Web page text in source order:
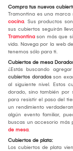
Compra tus nuevos
Tramontina es una marca
cocina. Sus productos
sus cubiertos seguirán
Tramontina son más que
vida. Navega por la web
tenemos sólo para ti.
Cubiertos de mesa
¿Estás buscando
cubiertos dorados son
al siguiente nivel. Estos
dorado, sino también por
para resistir el paso del
un rendimiento
algún evento familiar,
buscas un accesorio más
de mesa.
Cubiertos de plata:
Los cubiertos de plata